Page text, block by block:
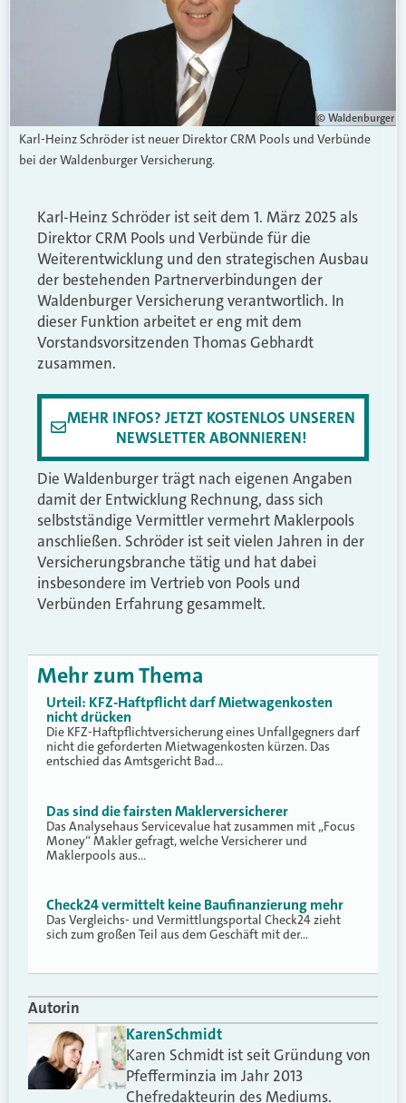
© Waldenburger
Karl-Heinz Schröder ist neuer Direktor CRM Pools und Verbünde
bei der Waldenburger Versicherung.
Karl-Heinz Schröder ist seit dem 1. März 2025 als
Direktor CRM Pools und Verbünde für die
Weiterentwicklung und den strategischen Ausbau
der bestehenden Partnerverbindungen der
Waldenburger Versicherung verantwortlich. In
dieser Funktion arbeitet er eng mit dem
Vorstandsvorsitzenden Thomas Gebhardt
zusammen.
MEHR INFOS? JETZT KOSTENLOS UNSEREN
NEWSLETTER ABONNIEREN!
Die Waldenburger trägt nach eigenen Angaben
damit der Entwicklung Rechnung, dass sich
selbstständige Vermittler vermehrt Maklerpools
anschließen. Schröder ist seit vielen Jahren in der
Versicherungsbranche tätig und hat dabei
insbesondere im Vertrieb von Pools und
Verbünden Erfahrung gesammelt.
Mehr zum Thema
Urteil: KFZ-Haftpflicht darf Mietwagenkosten
nicht drücken
Die KFZ-Haftpflichtversicherung eines Unfallgegners darf
nicht die geforderten Mietwagenkosten kürzen. Das
entschied das Amtsgericht Bad…
Das sind die fairsten Maklerversicherer
Das Analysehaus Servicevalue hat zusammen mit „Focus
Money“ Makler gefragt, welche Versicherer und
Maklerpools aus…
Check24 vermittelt keine Baufinanzierung mehr
Das Vergleichs- und Vermittlungsportal Check24 zieht
sich zum großen Teil aus dem Geschäft mit der…
Autorin
KarenSchmidt
Karen Schmidt ist seit Gründung von
Pfefferminzia im Jahr 2013
Chefredakteurin des Mediums.